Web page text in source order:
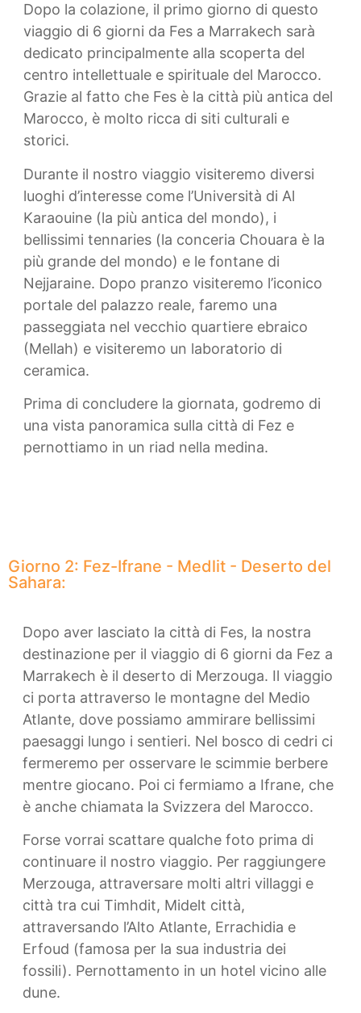
Dopo la colazione, il primo giorno di questo
viaggio di 6 giorni da Fes a Marrakech sarà
dedicato principalmente alla scoperta del
centro intellettuale e spirituale del Marocco.
Grazie al fatto che Fes è la città più antica del
Marocco, è molto ricca di siti culturali e
storici.
Durante il nostro viaggio visiteremo diversi
luoghi d’interesse come l’Università di Al
Karaouine (la più antica del mondo), i
bellissimi tennaries (la conceria Chouara è la
più grande del mondo) e le fontane di
Nejjaraine. Dopo pranzo visiteremo l’iconico
portale del palazzo reale, faremo una
passeggiata nel vecchio quartiere ebraico
(Mellah) e visiteremo un laboratorio di
ceramica.
Prima di concludere la giornata, godremo di
una vista panoramica sulla città di Fez e
pernottiamo in un riad nella medina.
Giorno 2: Fez-Ifrane - Medlit - Deserto del
Sahara:
Dopo aver lasciato la città di Fes, la nostra
destinazione per il viaggio di 6 giorni da Fez a
Marrakech è il deserto di Merzouga. Il viaggio
ci porta attraverso le montagne del Medio
Atlante, dove possiamo ammirare bellissimi
paesaggi lungo i sentieri. Nel bosco di cedri ci
fermeremo per osservare le scimmie berbere
mentre giocano. Poi ci fermiamo a Ifrane, che
è anche chiamata la Svizzera del Marocco.
Forse vorrai scattare qualche foto prima di
continuare il nostro viaggio. Per raggiungere
Merzouga, attraversare molti altri villaggi e
città tra cui Timhdit, Midelt città,
attraversando l’Alto Atlante, Errachidia e
Erfoud (famosa per la sua industria dei
fossili). Pernottamento in un hotel vicino alle
dune.